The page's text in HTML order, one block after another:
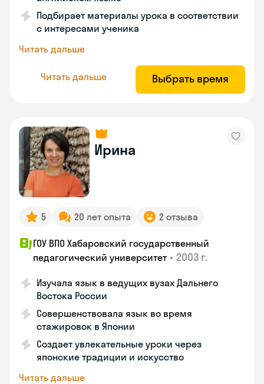
Подбирает материалы урока в соответствии
с интересами ученика
Читать дальше
Читать дальше Выбрать время
Ирина
5 20 лет опыта 2 отзыва
ГОУ ВПО Хабаровский государственный
педагогический университет • 2003 г.
Изучала язык в ведущих вузах Дальнего
Востока России
Совершенствовала язык во время
стажировок в Японии
Создает увлекательные уроки через
японские традиции и искусство
Читать дальше